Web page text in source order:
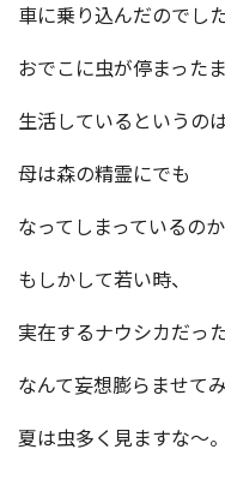
車に乗り込んだのでした
おでこに虫が停まった
生活しているというの
母は森の精霊にでも
なってしまっているの
もしかして若い時、
実在するナウシカだっ
なんて妄想膨らませて
夏は虫多く見ますな～。